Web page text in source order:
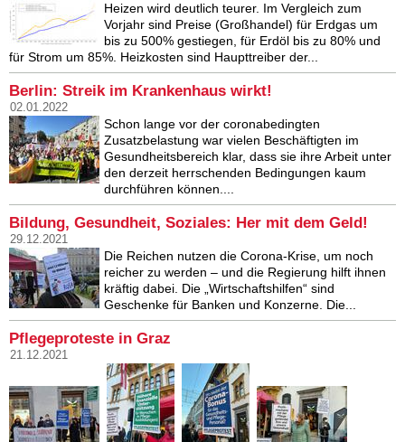
Heizen wird deutlich teurer. Im Vergleich zum
Vorjahr sind Preise (Großhandel) für Erdgas um
bis zu 500% gestiegen, für Erdöl bis zu 80% und
für Strom um 85%. Heizkosten sind Haupttreiber der...
Berlin: Streik im Krankenhaus wirkt!
02.01.2022
Schon lange vor der coronabedingten
Zusatzbelastung war vielen Beschäftigten im
Gesundheitsbereich klar, dass sie ihre Arbeit unter
den derzeit herrschenden Bedingungen kaum
durchführen können....
Bildung, Gesundheit, Soziales: Her mit dem Geld!
29.12.2021
Die Reichen nutzen die Corona-Krise, um noch
reicher zu werden – und die Regierung hilft ihnen
kräftig dabei. Die „Wirtschaftshilfen“ sind
Geschenke für Banken und Konzerne. Die...
Pflegeproteste in Graz
21.12.2021